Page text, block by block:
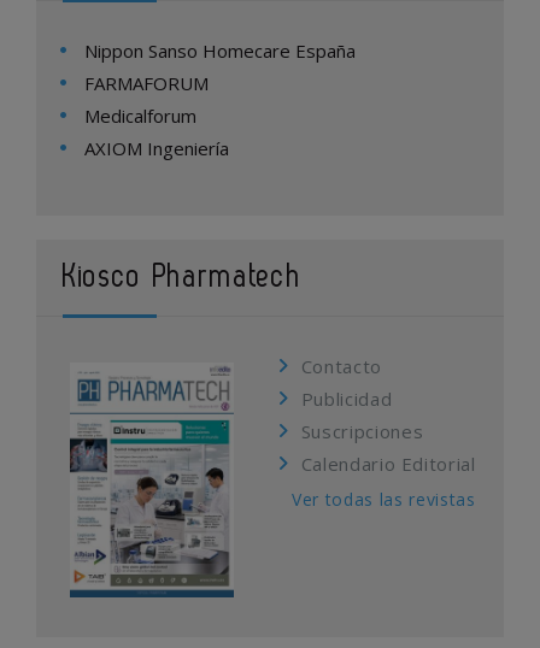
Nippon Sanso Homecare España
FARMAFORUM
Medicalforum
AXIOM Ingeniería
Kiosco Pharmatech
Contacto
Publicidad
Suscripciones
Calendario Editorial
Ver todas las revistas